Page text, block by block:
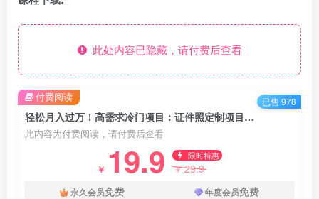
此处内容已隐藏，请付费后查看
轻松月入过万！高需求冷门项目：证件照定制项目最新玩法
此内容为付费阅读，请付费后查看
￥ 19.9 限时特惠
￥29.9
永久会员免费 年度会员免费
付费阅读 已售 978